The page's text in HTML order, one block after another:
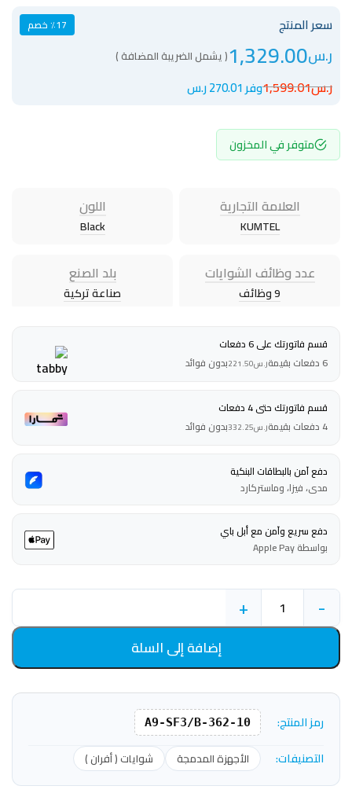
سعر المنتج ٪17 خصم
ر.س1,329.00( يشمل الضريبة المضافة )
ر.س1,599.01وفر 270.01 ر.س
متوفر في المخزون
العلامة التجارية
KUMTEL
اللون
Black
عدد وظائف الشوايات
9 وظائف
بلد الصنع
صناعة تركية
قسم فاتورتك على 6 دفعات
6 دفعات بقيمة
ر.س221.50بدون فوائد
قسم فاتورتك حتى 4 دفعات
4 دفعات بقيمة
ر.س332.25بدون فوائد
دفع آمن بالبطاقات البنكية
مدى، فيزا، وماستركارد
دفع سريع وآمن مع أبل باي
بواسطة Apple Pay
-
+
إضافة إلى السلة
رمز المنتج: 362-10-A9-SF3/B
التصنيفات: الأجهزة المدمجة شوايات ( أفران )